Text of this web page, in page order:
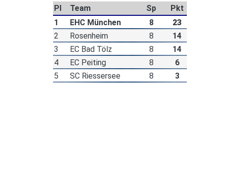
Pl Team Sp
Pkt
1
EHC München 8
23
2
Rosenheim 8
14
3
EC Bad Tölz 8
14
4
EC Peiting 8
6
5
SC Riessersee 8 3